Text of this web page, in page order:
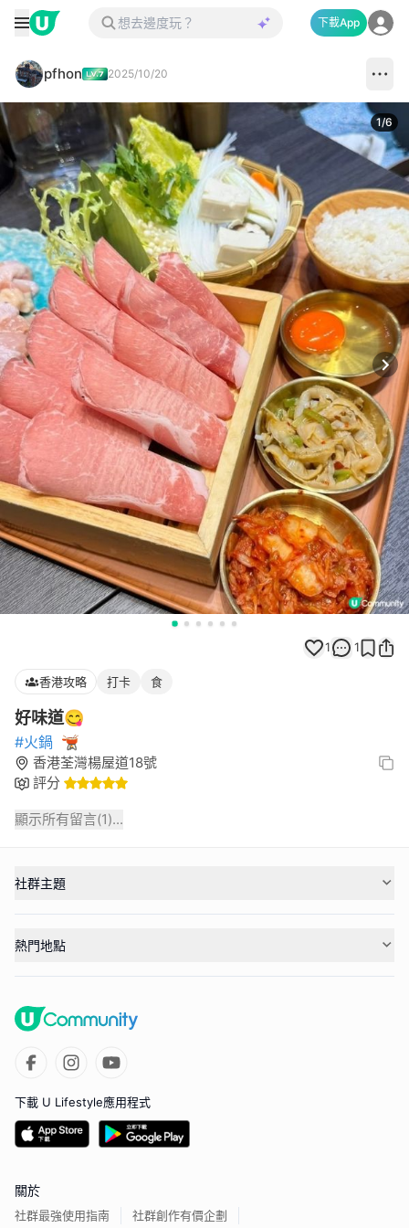
下載App
pfhon 2025/10/20
1/6
1 1
香港攻略 打卡 食
好味道😋
#火鍋 🫕
香港荃灣楊屋道18號
評分
顯示所有留言(1)...
社群主題
熱門地點
下載 U Lifestyle應用程式
關於
社群最強使用指南 社群創作有價企劃